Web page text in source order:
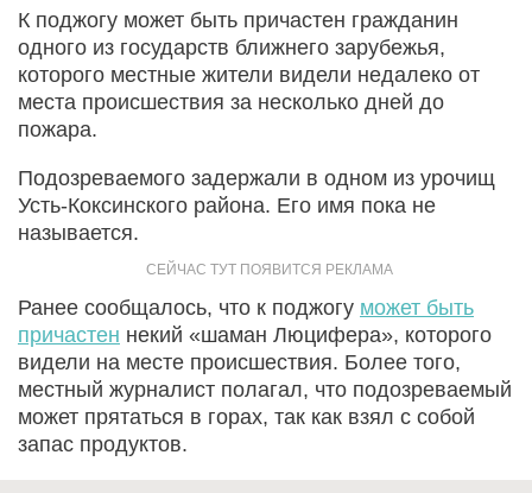
К поджогу может быть причастен гражданин
одного из государств ближнего зарубежья,
которого местные жители видели недалеко от
места происшествия за несколько дней до
пожара.
Подозреваемого задержали в одном из урочищ
Усть-Коксинского района. Его имя пока не
называется.
Ранее сообщалось, что к поджогу может быть
причастен некий «шаман Люцифера», которого
видели на месте происшествия. Более того,
местный журналист полагал, что подозреваемый
может прятаться в горах, так как взял с собой
запас продуктов.